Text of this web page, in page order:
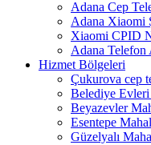
Adana Cep
Adana Xiaomi
Xiaomi CPID
Adana Telefon
Hizmet Bölgeleri
Çukurova cep
Belediye
Beyazevler
Esentepe
Güzelyalı